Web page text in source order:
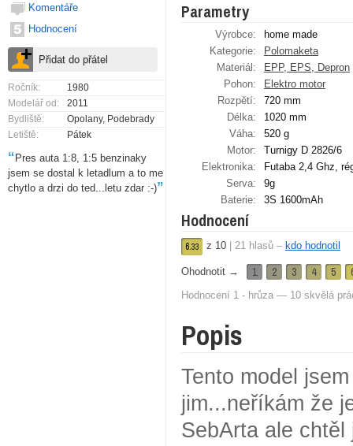
Komentáře
Hodnocení
Ročník:
1980
Modelář od:
2011
Bydliště:
Opolany, Podebrady
Letiště:
Pátek
“ Pres auta 1:8, 1:5 benzinaky
jsem se dostal k letadlum a to me
chytlo a drzi do ted...letu zdar :-)”
Parametry
Výrobce:
home made
Kategorie:
Polomaketa
Materiál:
EPP, EPS, Depron
Pohon:
Elektro motor
Rozpětí:
720 mm
Délka:
1020 mm
Váha:
520 g
Motor:
Turnigy D 2826/6
Elektronika:
Futaba 2,4 Ghz,
Serva:
9g
Baterie:
3S 1600mAh
Hodnocení
6.33 z 10 21 hlasů – kdo hodnotil
Ohodnotit → 1 2 3 4 5
Hodnocení 1 - hrůza — 10 skvělá
Popis
Tento model
jim...neříkám že
SebArta ale